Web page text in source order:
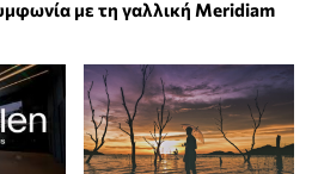
με τη γαλλική Meridiam